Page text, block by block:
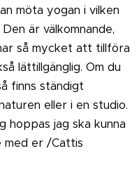
möta yogan i vilken
är välkomnande,
så mycket att tillföra
lättillgänglig. Om du
finns ständigt
eller i en studio.
hoppas jag ska kunna
med er /Cattis